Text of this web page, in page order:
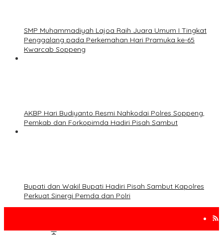
SMP Muhammadiyah Lajoa Raih Juara Umum I Tingkat
Penggalang pada Perkemahan Hari Pramuka ke-65
Kwarcab Soppeng
AKBP Hari Budiyanto Resmi Nahkodai Polres Soppeng,
Pemkab dan Forkopimda Hadiri Pisah Sambut
Bupati dan Wakil Bupati Hadiri Pisah Sambut Kapolres
Perkuat Sinergi Pemda dan Polri